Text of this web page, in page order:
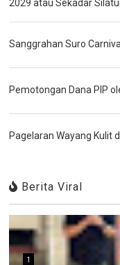
2029 atau Sekadar
Sanggrahan Suro
Pemotongan Dana PIP
Pagelaran Wayang Kulit
Berita Viral
1